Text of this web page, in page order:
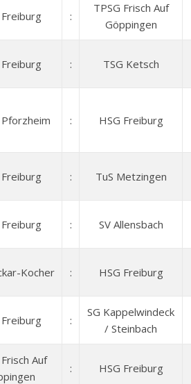
Freiburg :
TPSG Frisch Auf
Göppingen
Freiburg : TSG Ketsch
: HSG Freiburg
Freiburg : TuS Metzingen
Freiburg : SV Allensbach
Kocher : HSG Freiburg
Freiburg :
SG Kappelwindeck
/ Steinbach
Auf
: HSG Freiburg